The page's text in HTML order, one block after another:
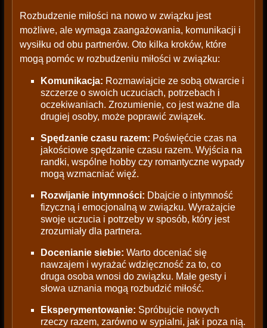
Rozbudzenie miłości na nowo w związku jest
możliwe, ale wymaga zaangażowania, komunikacji i
wysiłku od obu partnerów. Oto kilka kroków, które
mogą pomóc w rozbudzeniu miłości w związku:
Komunikacja: Rozmawiajcie ze sobą otwarcie i
szczerze o swoich uczuciach, potrzebach i
oczekiwaniach. Zrozumienie, co jest ważne dla
drugiej osoby, może poprawić związek.
Spędzanie czasu razem: Poświęćcie czas na
jakościowe spędzanie czasu razem. Wyjścia na
randki, wspólne hobby czy romantyczne wypady
mogą wzmacniać więź.
Rozwijanie intymności: Dbajcie o intymność
fizyczną i emocjonalną w związku. Wyrażajcie
swoje uczucia i potrzeby w sposób, który jest
zrozumiały dla partnera.
Docenianie siebie: Warto doceniać się
nawzajem i wyrażać wdzięczność za to, co
druga osoba wnosi do związku. Małe gesty i
słowa uznania mogą rozbudzić miłość.
Eksperymentowanie: Spróbujcie nowych
rzeczy razem, zarówno w sypialni, jak i poza nią.